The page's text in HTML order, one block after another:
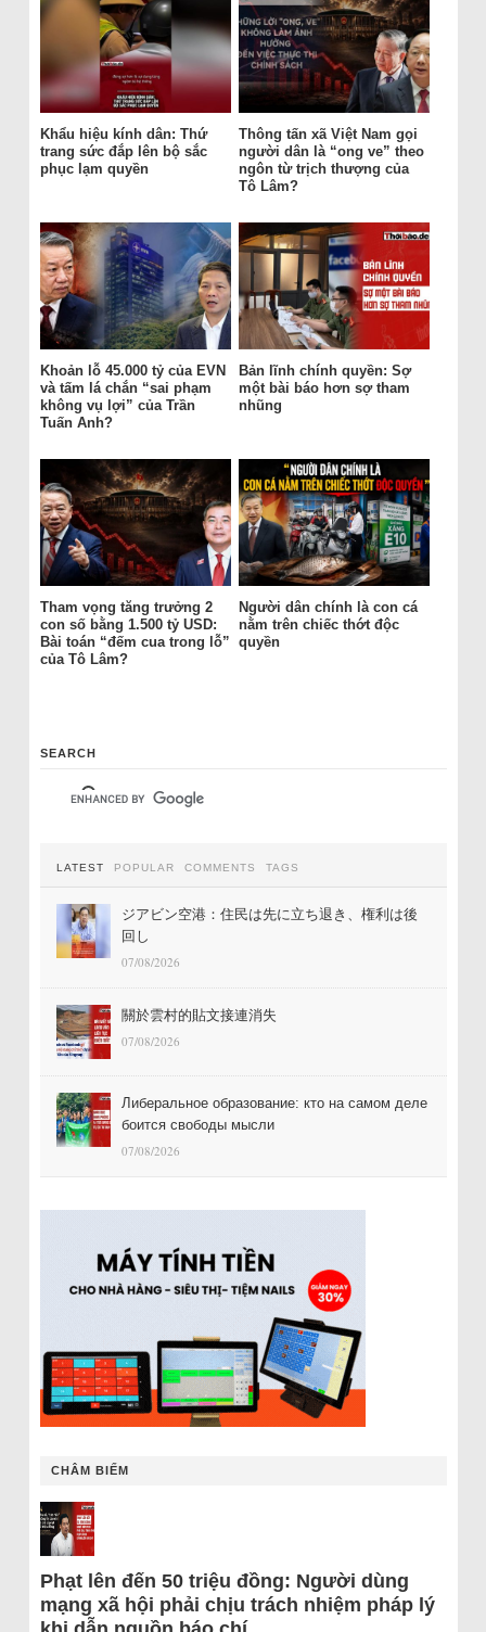
Khẩu hiệu kính dân: Thứ
trang sức đắp lên bộ sắc
phục lạm quyền
Thông tấn xã Việt Nam gọi
người dân là “ong ve” theo
ngôn từ trịch thượng của
Tô Lâm?
Khoản lỗ 45.000 tỷ của EVN
và tấm lá chắn “sai phạm
không vụ lợi” của Trần
Tuấn Anh?
Bản lĩnh chính quyền: Sợ
một bài báo hơn sợ tham
nhũng
Tham vọng tăng trưởng 2
con số bằng 1.500 tỷ USD:
Bài toán “đếm cua trong lỗ”
của Tô Lâm?
Người dân chính là con cá
nằm trên chiếc thớt độc
quyền
SEARCH
LATEST POPULAR COMMENTS TAGS
ジアビン空港：住民は先に立ち退き、権利は後
回し
07/08/2026
關於雲村的貼文接連消失
07/08/2026
Либеральное образование: кто на самом деле
боится свободы мысли
07/08/2026
CHÂM BIẾM
Phạt lên đến 50 triệu đồng: Người dùng
mạng xã hội phải chịu trách nhiệm pháp lý